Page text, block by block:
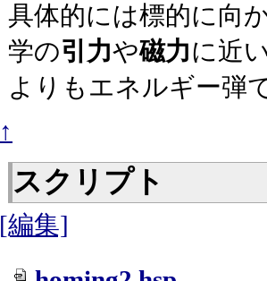
具体的には標的に向
学の引力や磁力に近
よりもエネルギー弾
↑
スクリプト
[編集]